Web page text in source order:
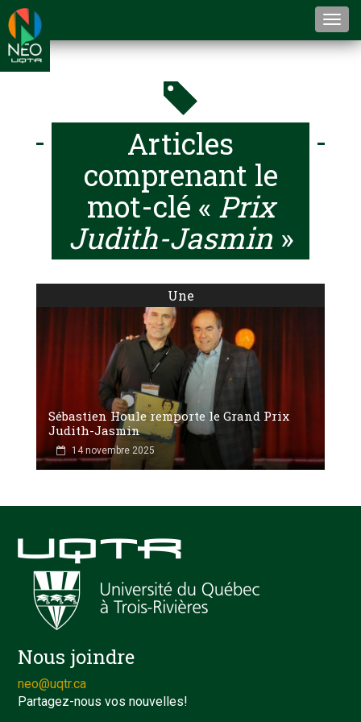
Articles
comprenant le
mot-clé « Prix
Judith-Jasmin »
Une
Sébastien Houle remporte le Grand Prix
Judith-Jasmin
14 novembre 2025
Nous joindre
neo@uqtr.ca
Partagez-nous vos nouvelles!